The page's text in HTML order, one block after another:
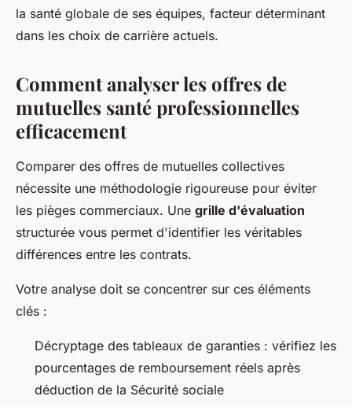
la santé globale de ses équipes, facteur déterminant
dans les choix de carrière actuels.
Comment analyser les offres de
mutuelles santé professionnelles
efficacement
Comparer des offres de mutuelles collectives
nécessite une méthodologie rigoureuse pour éviter
les pièges commerciaux. Une grille d'évaluation
structurée vous permet d'identifier les véritables
différences entre les contrats.
Votre analyse doit se concentrer sur ces éléments
clés :
Décryptage des tableaux de garanties : vérifiez les
pourcentages de remboursement réels après
déduction de la Sécurité sociale